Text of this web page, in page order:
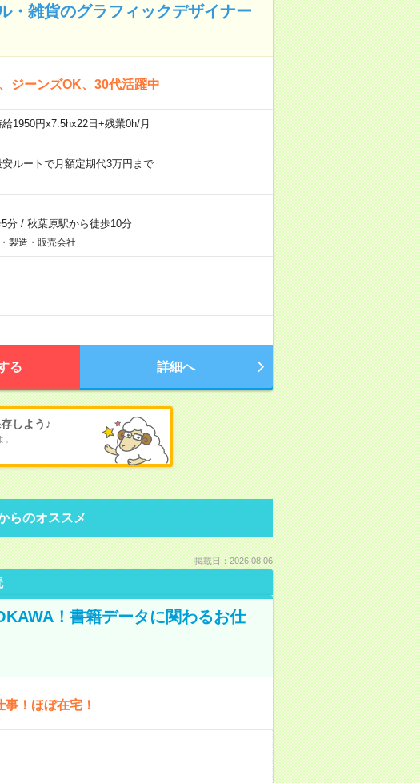
・雑貨のグラフィックデザイナー
ジーンズOK、30代活躍中
円x7.5hx22日+残業0h/月
ルートで月額定期代3万円まで
分/ 秋葉原駅から徒歩10分
製造・販売会社
る 詳細へ
しよう♪
らのオススメ
掲載日：2026.08.06
！書籍データに関わるお仕
！ほぼ在宅！